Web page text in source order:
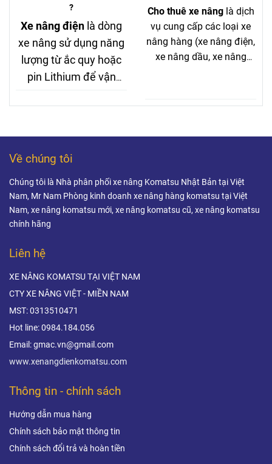
?
Xe nâng điện là dòng
xe nâng sử dụng năng
lượng từ ắc quy hoặc
pin Lithium để vận
đại, được sử dụng rộng
rãi trong kho hàng, nhà
máy, nhà xưởng và
ngành logistics.
Cho thuê xe nânglà dịch
vụ cung cấp các loại xe
nâng hàng (xe nâng điện,
xe nâng dầu, xe nâng
Về chúng tôi
Chúng tôi là Nhà phân phối xe nâng Komatsu Nhật Bản tại Việt
Nam, Mr Nam Phòng kinh doanh xe nâng hàng komatsu tại Việt
Nam, xe nâng komatsu mới, xe nâng komatsu cũ, xe nâng komatsu
chính hãng
Liên hệ
XE NÂNG KOMATSU TẠI VIỆT NAM
CTY XE NÂNG VIỆT - MIỀN NAM
MST: 0313510471
Hot line: 0984.184.056
Email: gmac.vn@gmail.com
www.xenangdienkomatsu.com
Thông tin - chính sách
Hướng dẫn mua hàng
Chính sách bảo mật thông tin
Chính sách đổi trả và hoàn tiền